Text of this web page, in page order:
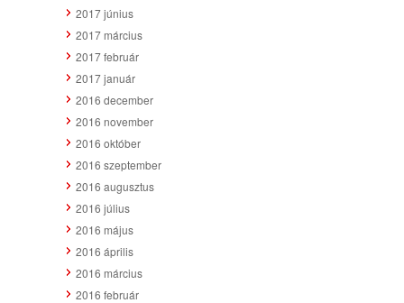
2017 június
2017 március
2017 február
2017 január
2016 december
2016 november
2016 október
2016 szeptember
2016 augusztus
2016 július
2016 május
2016 április
2016 március
2016 február